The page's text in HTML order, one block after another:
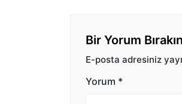
Bir Yorum Bırakın
E-posta adresiniz
Yorum *